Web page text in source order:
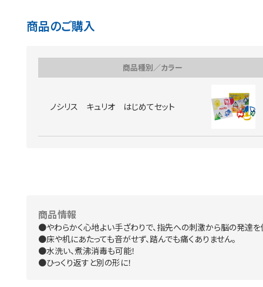
商品のご購入
商品種別／カラー
ノシリス キュリオ はじめてセット
商品情報
●やわらかく心地よい手ざわりで、指先への刺激から脳の発達を
●床や机にあたっても音がせず、踏んでも痛くありません。
●水洗い、煮沸消毒も可能！
●ひっくり返すと別の形に！